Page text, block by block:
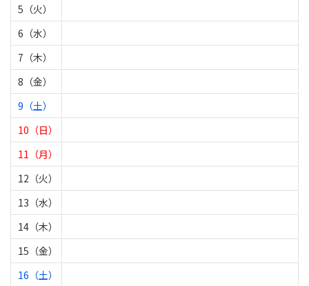
5（火）
6（水）
7（木）
8（金）
9（土）
10（日）
11（月）
12（火）
13（水）
14（木）
15（金）
16（土）